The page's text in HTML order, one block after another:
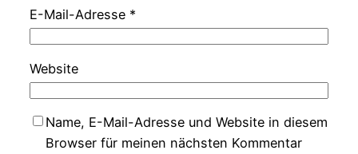
E-Mail-Adresse *
Website
Name, E-Mail-Adresse und Website in diesem
Browser für meinen nächsten Kommentar